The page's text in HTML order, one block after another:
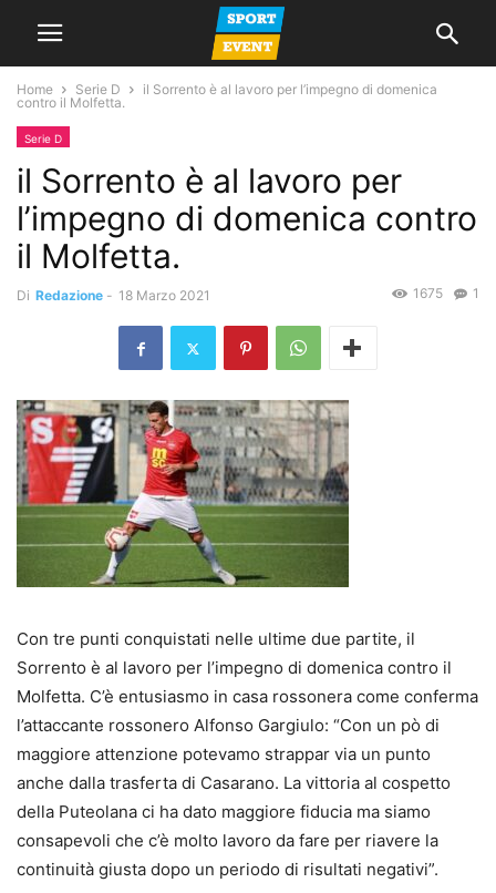
Home Serie D
il Sorrento è al lavoro per l’impegno di domenica
contro il Molfetta.
Serie D
il Sorrento è al lavoro per
l’impegno di domenica contro
il Molfetta.
Di Redazione - 18 Marzo 2021 1
1675
Con tre punti conquistati nelle ultime due partite, il
Sorrento è al lavoro per l’impegno di domenica contro il
Molfetta. C’è entusiasmo in casa rossonera come conferma
l’attaccante rossonero Alfonso Gargiulo: “Con un pò di
maggiore attenzione potevamo strappar via un punto
anche dalla trasferta di Casarano. La vittoria al cospetto
della Puteolana ci ha dato maggiore fiducia ma siamo
consapevoli che c’è molto lavoro da fare per riavere la
continuità giusta dopo un periodo di risultati negativi”.